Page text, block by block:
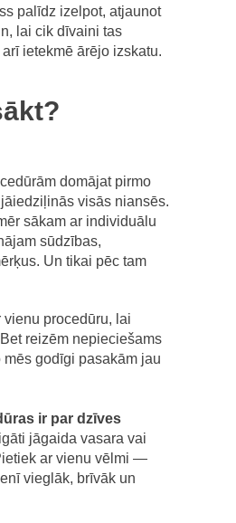
palīdz izelpot, atjaunot
lai cik dīvaini tas
ietekmē ārējo izskatu.
domājat pirmo
visās niansēs.
sākam ar individuālu
sūdzības,
Un tikai pēc tam
vienu procedūru, lai
reizēm nepieciešams
godīgi pasakām jau
ir par dzīves
jāgaida vasara vai
ar vienu vēlmi —
vieglāk, brīvāk un